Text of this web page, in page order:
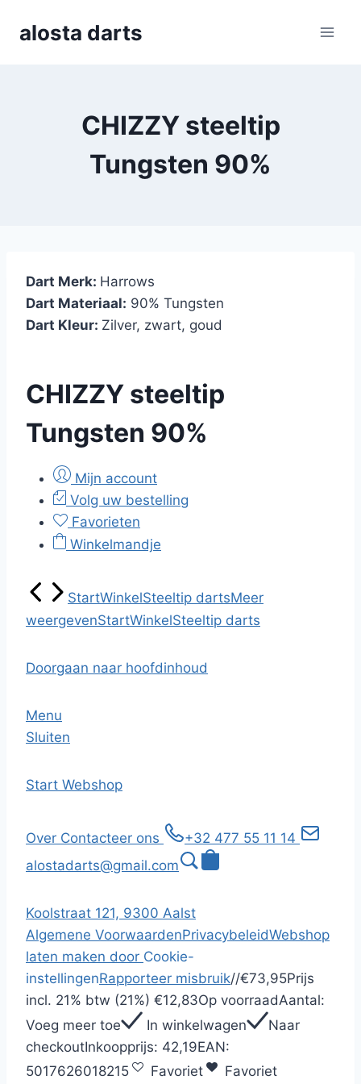
alosta darts
CHIZZY steeltip
Tungsten 90%
Dart Merk: Harrows
Dart Materiaal: 90% Tungsten
Dart Kleur: Zilver, zwart, goud
CHIZZY steeltip
Tungsten 90%
Mijn account
Volg uw bestelling
Favorieten
Winkelmandje
StartWinkelSteeltip dartsMeer
weergevenStartWinkelSteeltip darts
Doorgaan naar hoofdinhoud
Menu
Sluiten
Start Webshop
Over Contacteer ons
+32 477 55 11 14
alostadarts@gmail.com
Koolstraat 121, 9300 Aalst
Algemene VoorwaardenPrivacybeleidWebshop
laten maken door Cookie-
instellingenRapporteer misbruik//€73,95Prijs
incl. 21% btw (21%) €12,83Op voorraadAantal:
Voeg meer toe
In winkelwagen
Naar
checkoutInkoopprijs: 42,19EAN:
5017626018215
Favoriet Favoriet